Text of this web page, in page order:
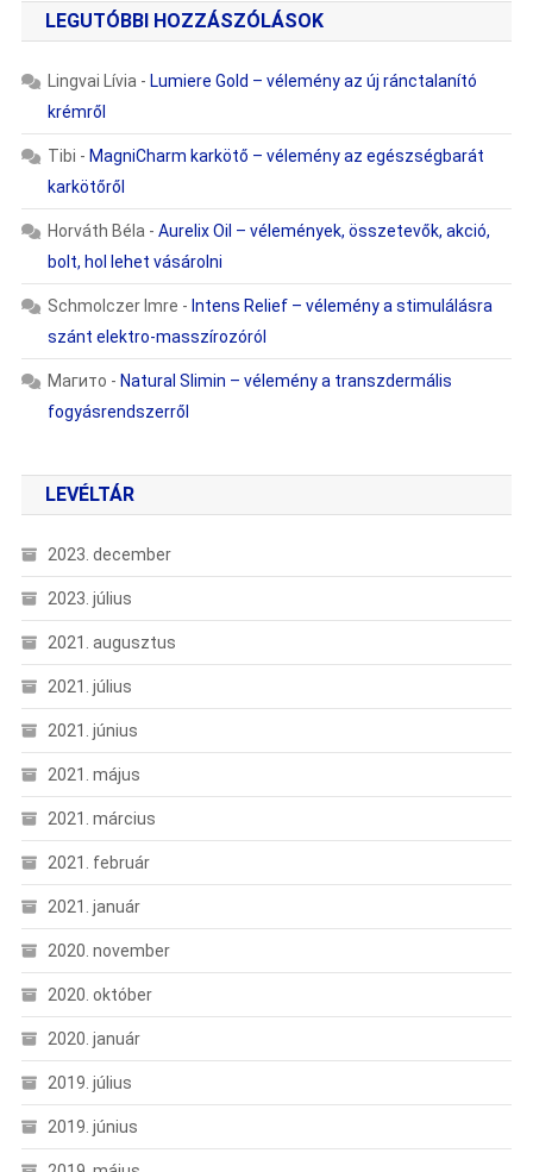
LEGUTÓBBI HOZZÁSZÓLÁSOK
Lingvai Lívia - Lumiere Gold – vélemény az új ránctalanító
krémről
Tibi - MagniCharm karkötő – vélemény az egészségbarát
karkötőről
Horváth Béla - Aurelix Oil – vélemények, összetevők, akció,
bolt, hol lehet vásárolni
Schmolczer Imre - Intens Relief – vélemény a stimulálásra
szánt elektro-masszírozóról
Магито - Natural Slimin – vélemény a transzdermális
fogyásrendszerről
LEVÉLTÁR
2023. december
2023. július
2021. augusztus
2021. július
2021. június
2021. május
2021. március
2021. február
2021. január
2020. november
2020. október
2020. január
2019. július
2019. június